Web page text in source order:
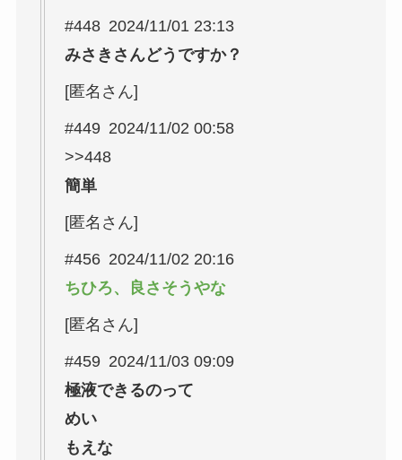
#448 2024/11/01 23:13
みさきさんどうですか？
[匿名さん]
#449 2024/11/02 00:58
>>448
簡単
[匿名さん]
#456 2024/11/02 20:16
ちひろ、良さそうやな
[匿名さん]
#459 2024/11/03 09:09
極液できるのって
めい
もえな